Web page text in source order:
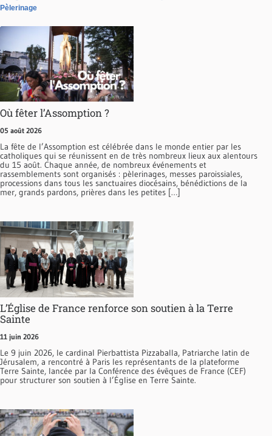
Pèlerinage
Où fêter l’Assomption ?
05 août 2026
La fête de l’Assomption est célébrée dans le monde entier par les
catholiques qui se réunissent en de très nombreux lieux aux alentours
du 15 août. Chaque année, de nombreux événements et
rassemblements sont organisés : pèlerinages, messes paroissiales,
processions dans tous les sanctuaires diocésains, bénédictions de la
mer, grands pardons, prières dans les petites […]
L’Église de France renforce son soutien à la Terre
Sainte
11 juin 2026
Le 9 juin 2026, le cardinal Pierbattista Pizzaballa, Patriarche latin de
Jérusalem, a rencontré à Paris les représentants de la plateforme
Terre Sainte, lancée par la Conférence des évêques de France (CEF)
pour structurer son soutien à l’Église en Terre Sainte.